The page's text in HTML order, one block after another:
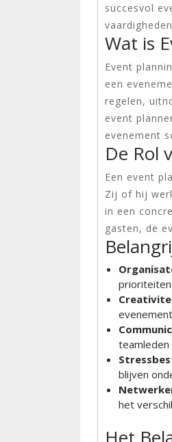
succesvol
Wat is
Event
een
regelen,
event
evenement
De Rol
Een event
Zij of hij
in een
gasten, de
teamleden
blijven
het
Het